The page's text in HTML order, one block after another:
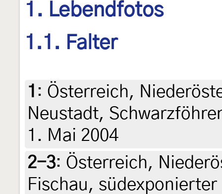
1. Lebendfotos
1.1. Falter
1 : Österreich,
Neustadt,
1. Mai 2004
2-3: Österreich,
Fischau,